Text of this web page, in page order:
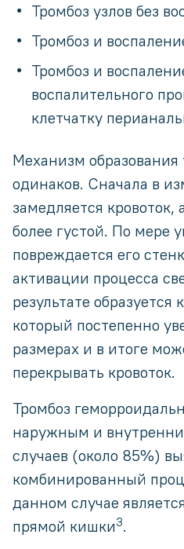
Тромбоз узлов без
Тромбоз и
Тромбоз и
воспалительного
клетчатку
Механизм образования
одинаков. Сначала в
замедляется кровоток,
более густой. По мере
повреждается его
активации процесса
результате образуется
который постепенно
размерах и в итоге
перекрывать кровоток.
Тромбоз
наружным и
случаев (около 85%)
комбинированный
данном случае
прямой кишки3.